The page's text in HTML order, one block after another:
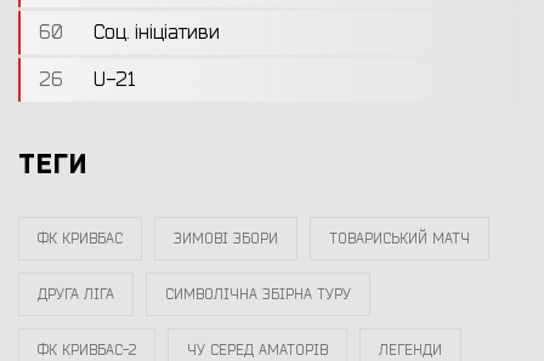
60
Соц. ініціативи
26
U-21
ТЕГИ
ФК КРИВБАС ЗИМОВІ ЗБОРИ ТОВАРИСЬКИЙ МАТЧ
ДРУГА ЛІГА СИМВОЛІЧНА ЗБІРНА ТУРУ
ФК КРИВБАС-2 ЧУ СЕРЕД АМАТОРІВ ЛЕГЕНДИ